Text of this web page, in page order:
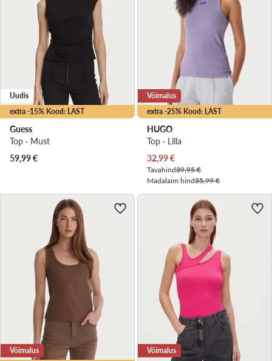
extra -15% Kood: LAST
Uudis
Guess
Top · Must
59,99€
extra -25% Kood: LAST
Võimalus
HUGO
Top · Lilla
Praegune hind
32,99€
Tavahind39,95 €
Madalaim hind35,99 €
Võimalus Võimalus